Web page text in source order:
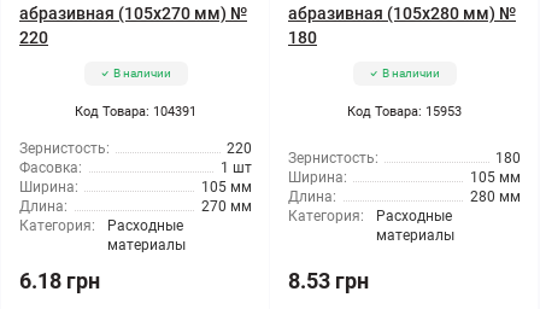
абразивная (105x270 мм) №
220
В наличии
Код Товара: 104391
Зернистость:
220
Фасовка:
1 шт
Ширина:
105 мм
Длина:
270 мм
Категория:
Расходные
материалы
6.18 грн
абразивная (105x280 мм) №
180
В наличии
Код Товара: 15953
Зернистость:
180
Ширина:
105 мм
Длина:
280 мм
Категория:
Расходные
материалы
8.53 грн